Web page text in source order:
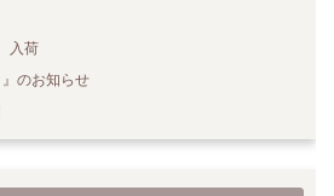
入荷
』のお知らせ